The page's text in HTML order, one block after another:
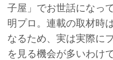
子屋」でお世話になっ
明プロ。連載の取材時
なるため、実は実際に
を見る機会が多いわけ